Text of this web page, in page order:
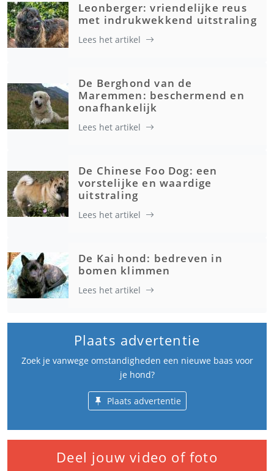
Leonberger: vriendelijke reus
met indrukwekkend uitstraling
Lees het artikel
De Berghond van de
Maremmen: beschermend en
onafhankelijk
Lees het artikel
De Chinese Foo Dog: een
vorstelijke en waardige
uitstraling
Lees het artikel
De Kai hond: bedreven in
bomen klimmen
Lees het artikel
Plaats advertentie
Zoek je vanwege omstandigheden een nieuwe baas voor
je hond?
Plaats advertentie
Deel jouw video of foto